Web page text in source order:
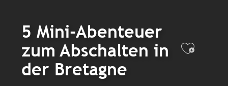
5 Mini-Abenteuer
zum Abschalten in
der Bretagne